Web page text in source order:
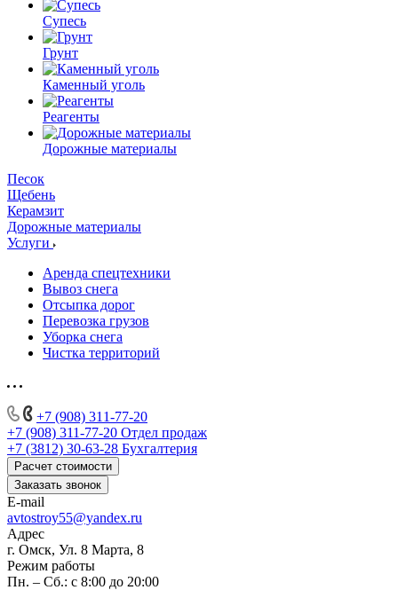
Супесь
Грунт
Каменный уголь
Реагенты
Дорожные материалы
Песок
Щебень
Керамзит
Дорожные материалы
Услуги
Аренда спецтехники
Вывоз снега
Отсыпка дорог
Перевозка грузов
Уборка снега
Чистка территорий
+7 (908) 311-77-20
+7 (908) 311-77-20 Отдел продаж
+7 (3812) 30-63-28 Бухгалтерия
Расчет стоимости
Заказать звонок
E-mail
avtostroy55@yandex.ru
Адрес
г. Омск, Ул. 8 Марта, 8
Режим работы
Пн. – Сб.: с 8:00 до 20:00